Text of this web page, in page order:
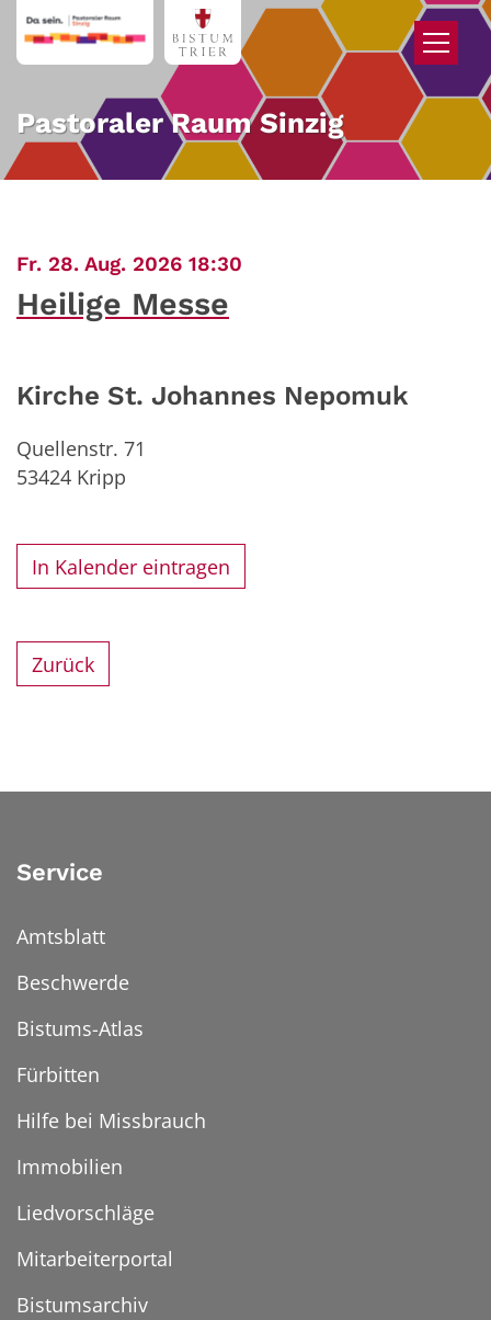
Zum Inhalt springen
Pastoraler Raum Sinzig
Fr. 28. Aug. 2026 18:30
Heilige Messe
Kirche St. Johannes Nepomuk
Quellenstr. 71
53424 Kripp
In Kalender eintragen
Zurück
Service
Amtsblatt
Beschwerde
Bistums-Atlas
Fürbitten
Hilfe bei Missbrauch
Immobilien
Liedvorschläge
Mitarbeiterportal
Bistumsarchiv